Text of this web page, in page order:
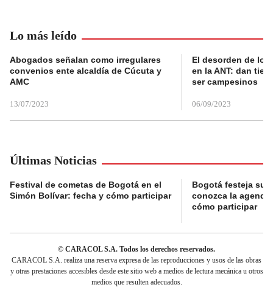
Lo más leído
Abogados señalan como irregulares
convenios ente alcaldía de Cúcuta y
AMC
13/07/2023
El desorden de
en la ANT: dan
ser campesinos
06/09/2023
Últimas Noticias
Festival de cometas de Bogotá en el
Simón Bolívar: fecha y cómo participar
Bogotá festeja su
conozca la
cómo participar
© CARACOL S.A. Todos los derechos reservados.
CARACOL S.A. realiza una reserva expresa de las reproducciones y usos de las obras
y otras prestaciones accesibles desde este sitio web a medios de lectura mecánica u otros
medios que resulten adecuados.